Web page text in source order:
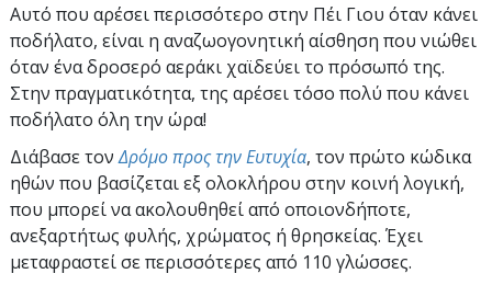
Αυτό που αρέσει περισσότερο στην Πέι Γιου όταν κάνει
ποδήλατο, είναι η αναζωογονητική αίσθηση που νιώθει
όταν ένα δροσερό αεράκι χαϊδεύει το πρόσωπό της.
Στην πραγματικότητα, της αρέσει τόσο πολύ που κάνει
ποδήλατο όλη την ώρα!
Διάβασε τονΔρόμο προς την Ευτυχία, τον πρώτο κώδικα
ηθών που βασίζεται εξ ολοκλήρου στην κοινή λογική,
που μπορεί να ακολουθηθεί από οποιονδήποτε,
ανεξαρτήτως φυλής, χρώματος ή θρησκείας. Έχει
μεταφραστεί σε περισσότερες από 110 γλώσσες.